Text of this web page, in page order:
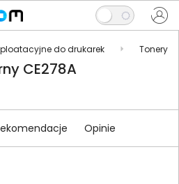
do drukarek Tonery
CE278A
Opinie